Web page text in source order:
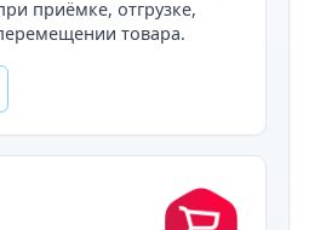
приёмке, отгрузке,
товара.